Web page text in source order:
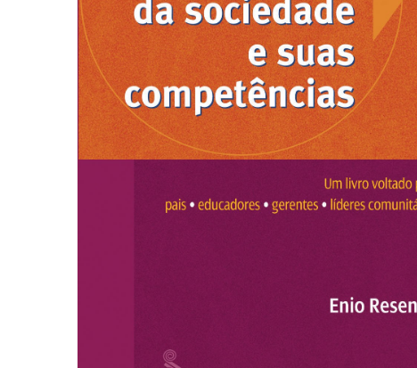
Publicidade, Propaganda e Marketing (33)
Relações Públicas e Comunicação Empresarial
(31)
Sem categoria (0)
Terapia Ocupacional (21)
Vida Prática (32)